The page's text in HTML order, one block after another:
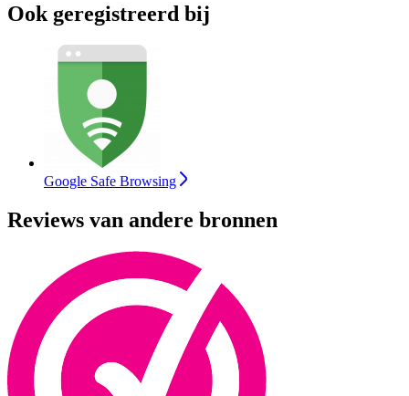
Ook geregistreerd bij
Google Safe Browsing
Reviews van andere bronnen